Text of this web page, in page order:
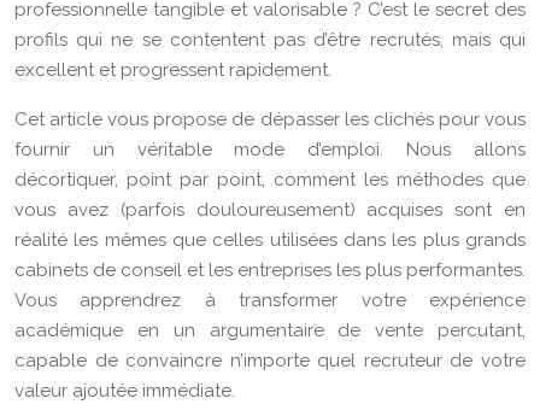
professionnelle tangible et valorisable ? C’est le secret des
profils qui ne se contentent pas d’être recrutés, mais qui
excellent et progressent rapidement.
Cet article vous propose de dépasser les clichés pour vous
fournir un véritable mode d’emploi. Nous allons
décortiquer, point par point, comment les méthodes que
vous avez (parfois douloureusement) acquises sont en
réalité les mêmes que celles utilisées dans les plus grands
cabinets de conseil et les entreprises les plus performantes.
Vous apprendrez à transformer votre expérience
académique en un argumentaire de vente percutant,
capable de convaincre n’importe quel recruteur de votre
valeur ajoutée immédiate.